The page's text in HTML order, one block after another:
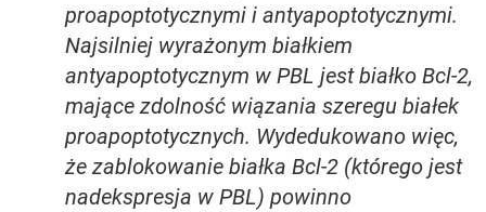
proapoptotycznymi i antyapoptotycznymi.
Najsilniej wyrażonym białkiem
antyapoptotycznym w PBL jest białko Bcl-2,
mające zdolność wiązania szeregu białek
proapoptotycznych. Wydedukowano więc,
że zablokowanie białka Bcl-2 (którego jest
nadekspresja w PBL) powinno